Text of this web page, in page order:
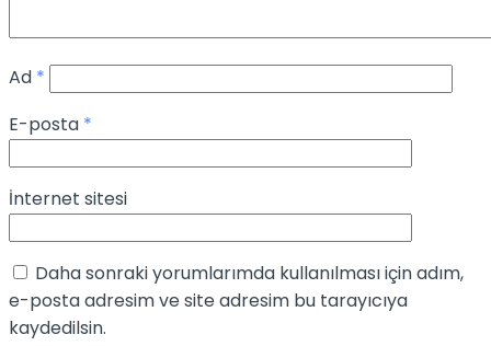
Ad *
E-posta *
İnternet sitesi
Daha sonraki yorumlarımda kullanılması için adım,
e-posta adresim ve site adresim bu tarayıcıya
kaydedilsin.